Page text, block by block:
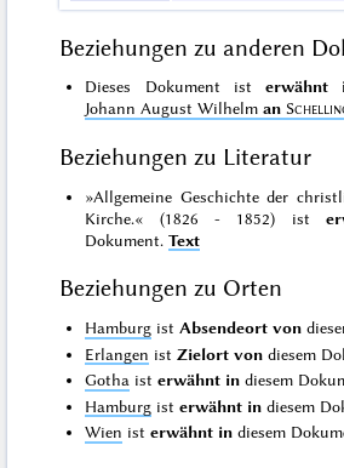
Beziehungen zu anderen
Dieses Dokument ist erwähnt
Johann August Wilhelman
Beziehungen zu Literatur
»Allgemeine Geschichte der
Kirche.« (1826 - 1852) ist
Dokument.Text
Beziehungen zu Orten
Hamburg ist Absendeort von
Erlangen istZielort von diesem
Gotha isterwähnt in diesem
Hamburg isterwähnt in diesem
Wien isterwähnt in diesem